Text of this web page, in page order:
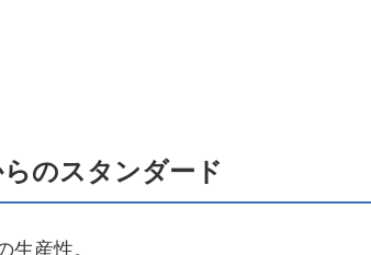
のスタンダード
生産性。